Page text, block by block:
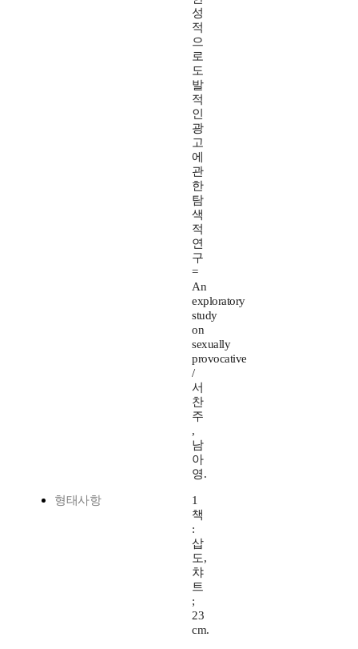
성
적
으
로
도
발
적
인
광
고
에
관
한
탐
색
적
연
구
=
An
exploratory
study
on
sexually
provocative
/
서
찬
주
,
남
아
영.
형태사항
1
책
:
삽
도,
챠
트
;
23
cm.